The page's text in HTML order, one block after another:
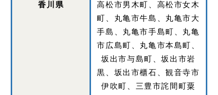
香川県
高松市男木町、高松市女木
町、丸亀市牛島、丸亀市大
手島、丸亀市手島町、丸亀
市広島町、丸亀市本島町、
坂出市与島町、坂出市岩
黒、坂出市櫃石、観音寺市
伊吹町、三豊市詫間町粟